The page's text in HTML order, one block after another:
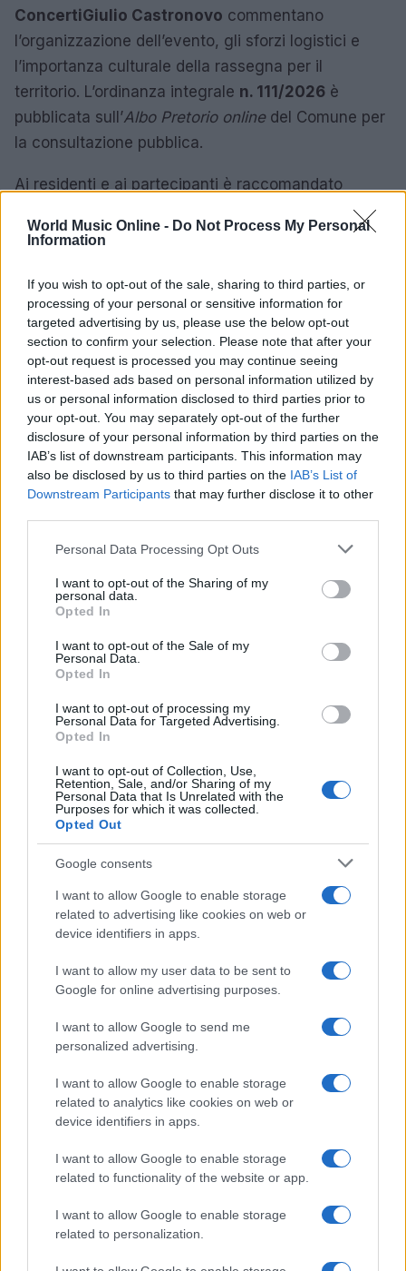
World Music Online - Do Not Process My Personal
Information
If you wish to opt-out of the sale, sharing to third parties, or
processing of your personal or sensitive information for
targeted advertising by us, please use the below opt-out
section to confirm your selection. Please note that after your
opt-out request is processed you may continue seeing
interest-based ads based on personal information utilized by
us or personal information disclosed to third parties prior to
your opt-out. You may separately opt-out of the further
disclosure of your personal information by third parties on the
IAB’s list of downstream participants. This information may
also be disclosed by us to third parties on the IAB’s List of
Downstream Participants that may further disclose it to other
Please note that this website/app uses one or more Google
not limited to your visit or usage behaviour. You may click to
grant or deny consent to Google and its third-party tags to
use your data for below specified purposes in below Google
consent section.
Personal Data Processing Opt Outs
I want to opt-out of the Sharing of my
personal data.
Opted In
I want to opt-out of the Sale of my
Personal Data.
Opted In
I want to opt-out of processing my
Personal Data for Targeted Advertising.
Opted In
I want to opt-out of Collection, Use,
Retention, Sale, and/or Sharing of my
Personal Data that Is Unrelated with the
Purposes for which it was collected.
Opted Out
Google consents
I want to allow Google to enable storage
related to advertising like cookies on web or
device identifiers in apps.
I want to allow my user data to be sent to
Google for online advertising purposes.
I want to allow Google to send me
personalized advertising.
I want to allow Google to enable storage
related to analytics like cookies on web or
device identifiers in apps.
I want to allow Google to enable storage
related to functionality of the website or app.
I want to allow Google to enable storage
related to personalization.
ConcertiGiulio Castronovo commentano
l’organizzazione dell’evento, gli sforzi logistici e
l’importanza culturale della rassegna per il
territorio. L’ordinanza integrale n. 111/2026 è
pubblicata sull’Albo Pretorio onlinedel Comune per
la consultazione pubblica.
Ai residenti e ai partecipanti è raccomandato
consultare le informazioni ufficiali prima di partire
per l’evento e rispettare le indicazioni del personale
serate per evitare disagi e garantire il corretto
svolgimento degli spettacoli.
AUTORE
Letizia Fontana
Letizia Fontana, critica musicale milanese, ha
seguito festival e tournée per oltre un
decennio collaborando con testate di settore;
racconta uscite discografiche, concerti e
Continua a leggere
NEWS